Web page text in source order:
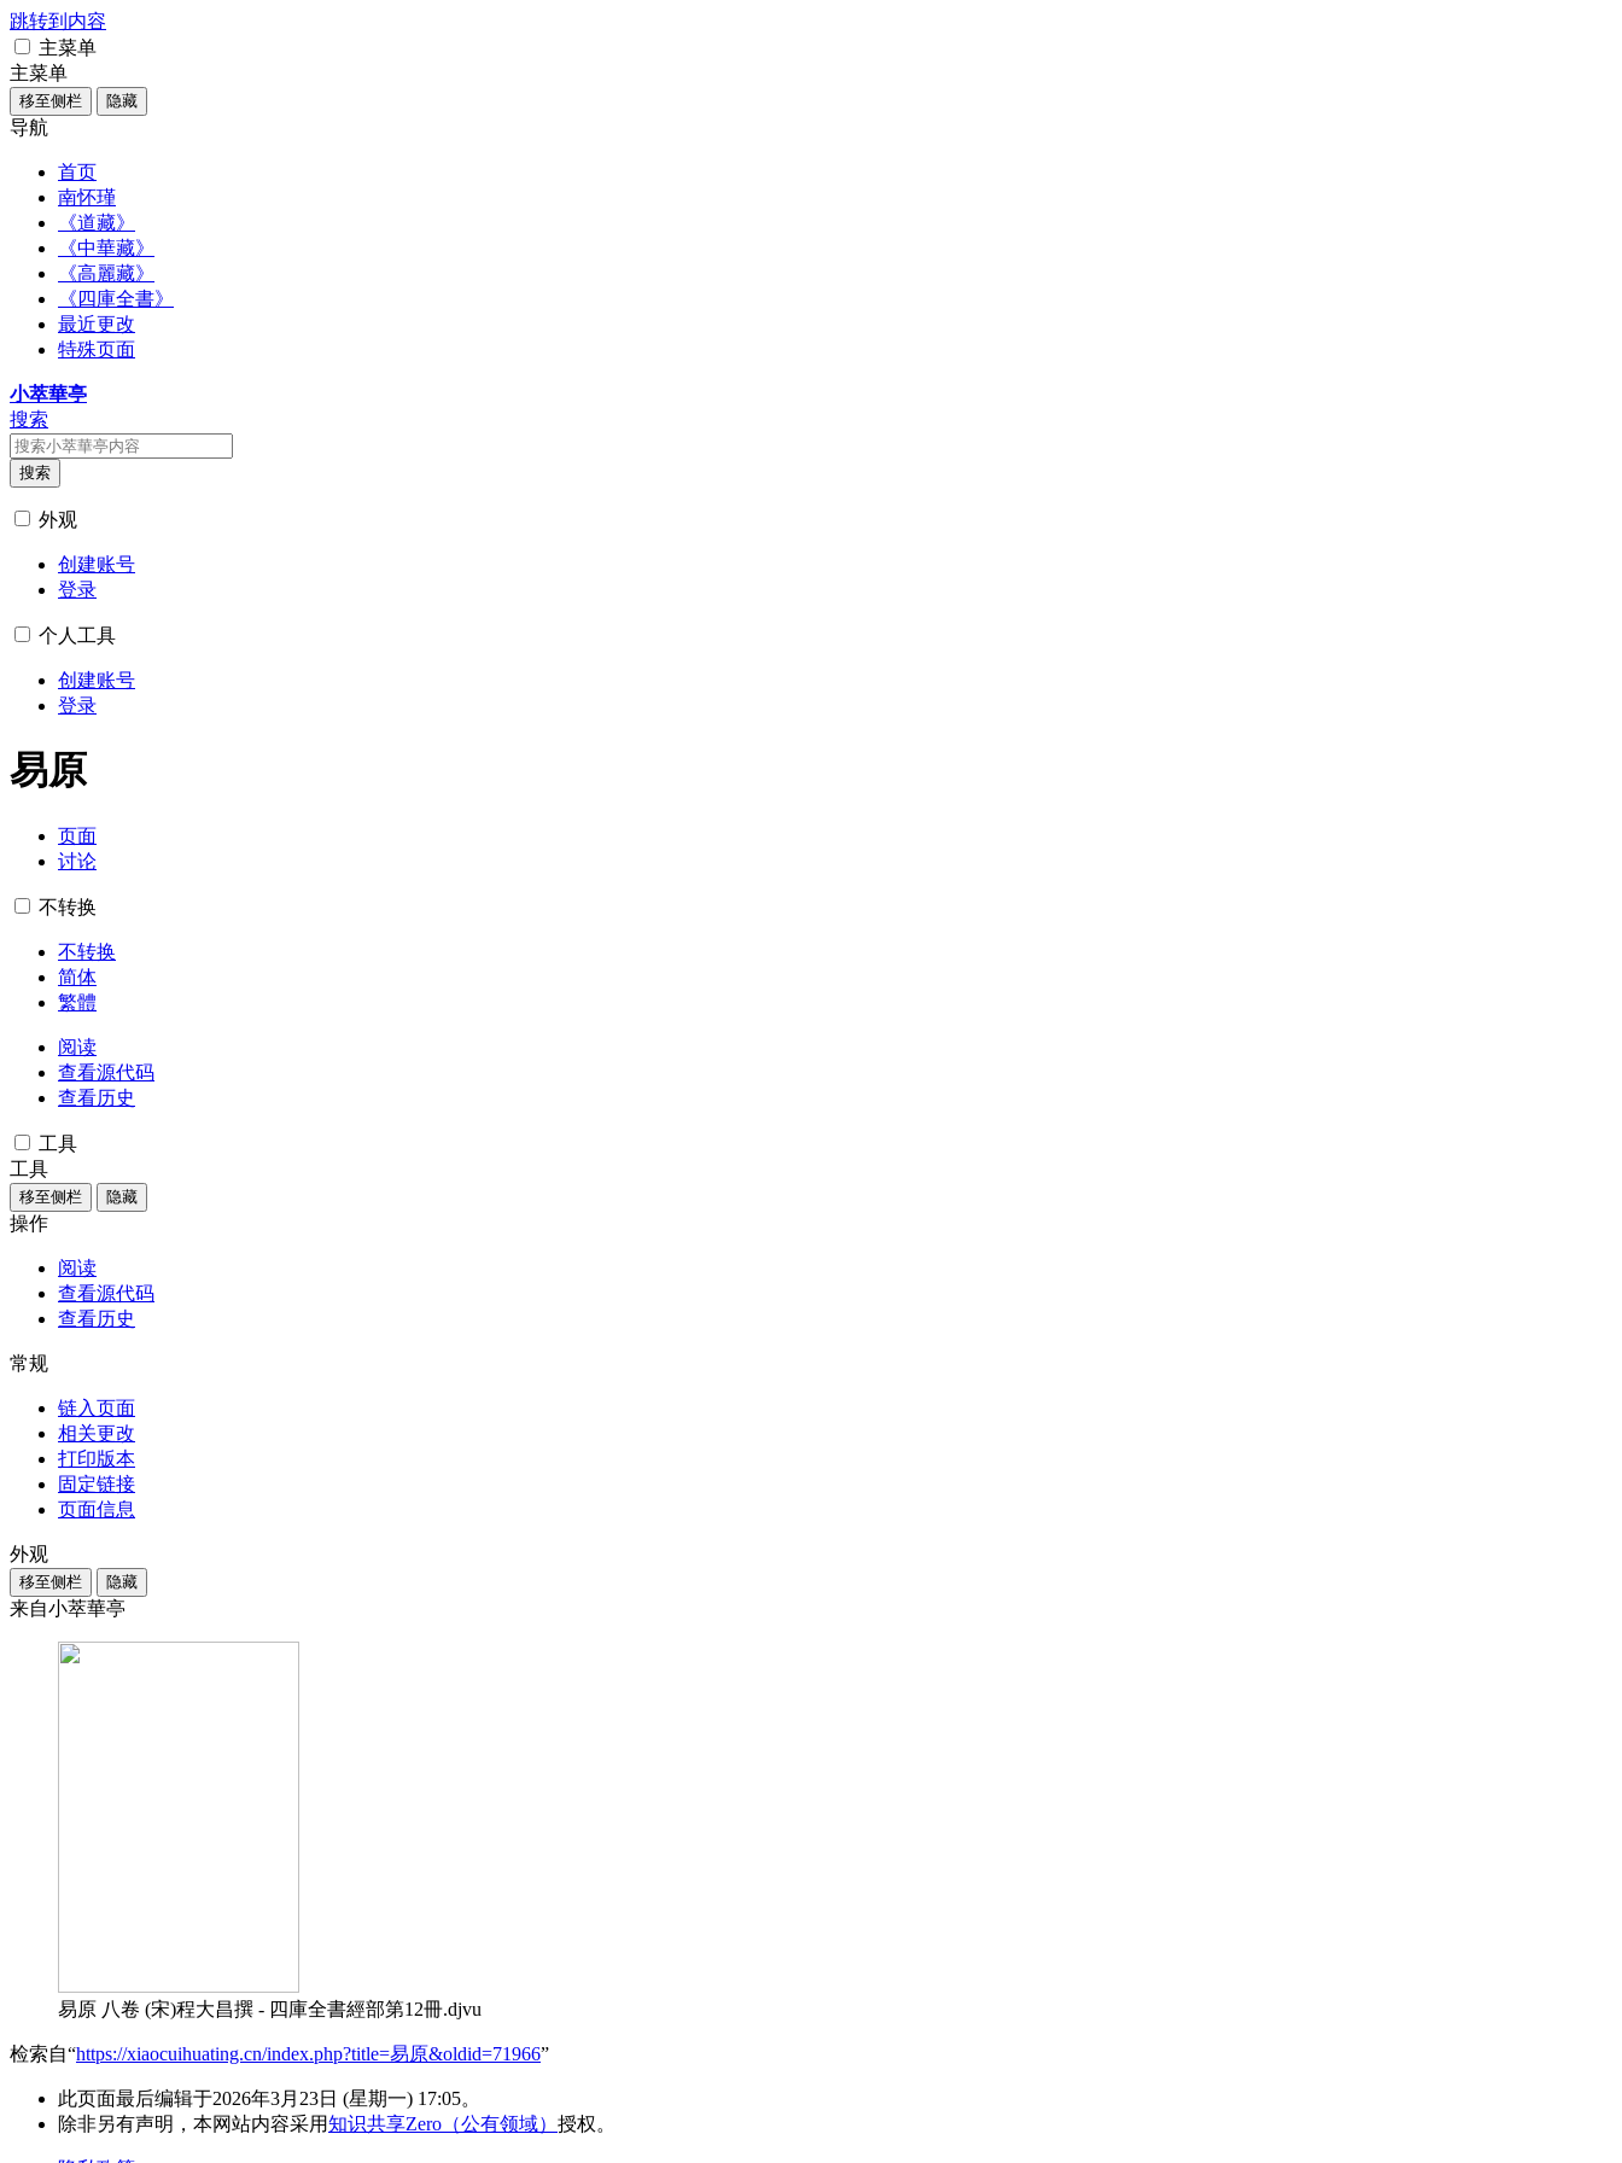
跳转到内容
主菜单
主菜单
移至侧栏 隐藏
导航
首页
南怀瑾
《道藏》
《中華藏》
《高麗藏》
《四庫全書》
最近更改
特殊页面
小萃華亭
搜索
搜索
外观
创建账号
登录
个人工具
创建账号
登录
易原
页面
讨论
不转换
不转换
简体
繁體
阅读
查看源代码
查看历史
工具
工具
移至侧栏 隐藏
操作
阅读
查看源代码
查看历史
常规
链入页面
相关更改
打印版本
固定链接
页面信息
外观
移至侧栏 隐藏
来自小萃華亭
易原 八卷 (宋)程大昌撰 - 四庫全書經部第12冊.djvu
检索自“https://xiaocuihuating.cn/index.php?title=易原&oldid=71966”
此页面最后编辑于2026年3月23日 (星期一) 17:05。
除非另有声明，本网站内容采用知识共享Zero（公有领域） 授权。